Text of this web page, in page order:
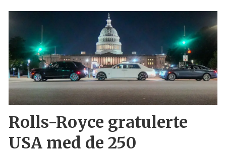
Rolls-Royce gratulerte
USA med de 250